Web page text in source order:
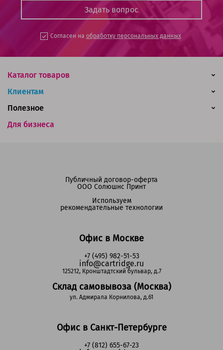
Согласен на обработку персональных данных
Каталог товаров
Клиентам
Для бизнеса
Полезное
Офис в Москве
+7 (495) 982-51-53
info@cartridge.ru
125212, Кронштадтский бульвар, д.7
Склад самовывоза (Москва)
ул. Адмирала Корнилова, д.61
Офис в Санкт-Петербурге
+7 (812) 655-67-23
Публичный договор-оферта
ООО Солюшнс Принт
Используем
рекомендательные технологии